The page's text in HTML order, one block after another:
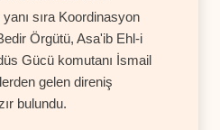
sıra Koordinasyon
Örgütü, Asa'ib Ehl-i
Gücü komutanı İsmail
gelen direniş
bulundu.